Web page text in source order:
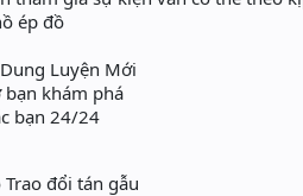
ép đồ
Luyện Mới
khám phá
bạn 24/24
đổi tán gẫu